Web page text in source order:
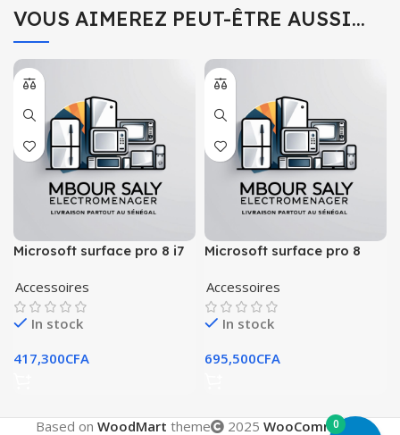
VOUS AIMEREZ PEUT-ÊTRE AUSSI…
Microsoft surface pro 8 i7
Accessoires
In stock
417,300CFA
Microsoft surface pro 8
Accessoires
In stock
695,500CFA
Based on WoodMart theme 2025 WooCommerce
0